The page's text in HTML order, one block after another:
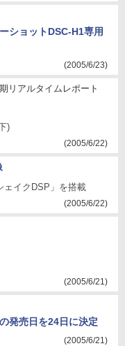
ショットDSC-H1専用
(2005/6/23)
リアルタイムレポート
)
(2005/6/22)
ェイクDSP」を搭載
(2005/6/22)
(2005/6/21)
発売日を24日に決定
(2005/6/21)